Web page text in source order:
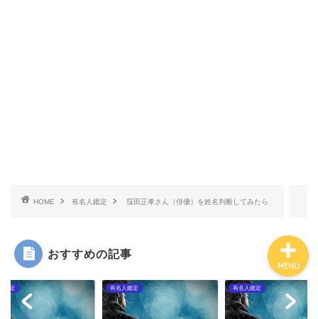
HOME 有名人鑑定 窪田正孝さん（俳優）を姓名判断してみたら
おすすめの記事
鑑定 有名人鑑定 有名人鑑定
MENU